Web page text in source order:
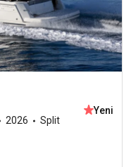
2026 Split
Yeni